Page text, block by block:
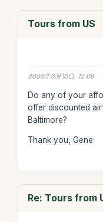
Tours from US
2008年6月16日, 12:09
Do any of your
offer discounted
Baltimore?
Thank you, Gene
Re: Tours from